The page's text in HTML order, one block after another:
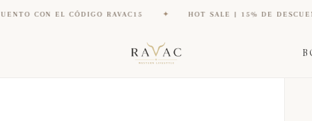
EL CÓDIGO RAVAC15 ✦ HOT SALE | 15% DE DESCUENTO